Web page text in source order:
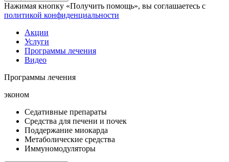
Нажимая кнопку «Получить помощь», вы соглашаетесь с
политикой конфиденциальности
Акции
Услуги
Программы лечения
Видео
Программы лечения
эконом
Седативные препараты
Средства для печени и почек
Поддержание миокарда
Метаболические средства
Иммуномодуляторы